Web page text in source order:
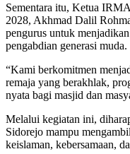
Sementara itu, Ketua
2028, Akhmad Dalil
pengurus untuk
pengabdian generasi muda.
“Kami berkomitmen
remaja yang berakhlak,
nyata bagi masjid dan
Melalui kegiatan ini,
Sidorejo mampu
keislaman, kebersamaan,